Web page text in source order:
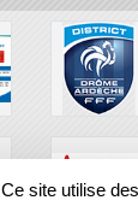
Ce site utilise